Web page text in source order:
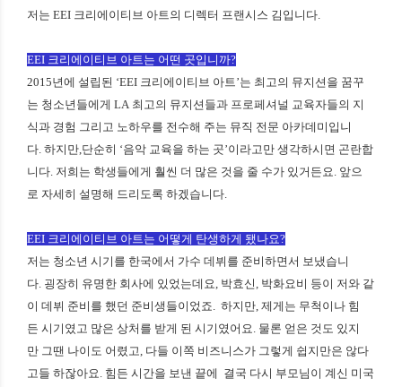
저는 EEI 크리에이티브 아트의 디렉터 프랜시스 김입니다.
EEI 크리에이티브 아트는 어떤 곳입니까?
2015년에 설립된 ‘EEI 크리에이티브 아트’는 최고의 뮤지션을 꿈꾸
는 청소년들에게 LA 최고의 뮤지션들과 프로페셔널 교육자들의 지
식과 경험 그리고 노하우를 전수해 주는 뮤직 전문 아카데미입니
다. 하지만,단순히 ‘음악 교육을 하는 곳’이라고만 생각하시면 곤란합
니다. 저희는 학생들에게 훨씬 더 많은 것을 줄 수가 있거든요. 앞으
로 자세히 설명해 드리도록 하겠습니다.
EEI 크리에이티브 아트는 어떻게 탄생하게 됐나요?
저는 청소년 시기를 한국에서 가수 데뷔를 준비하면서 보냈습니
다. 굉장히 유명한 회사에 있었는데요, 박효신, 박화요비 등이 저와 같
이 데뷔 준비를 했던 준비생들이었죠. 하지만, 제게는 무척이나 힘
든 시기였고 많은 상처를 받게 된 시기였어요. 물론 얻은 것도 있지
만 그땐 나이도 어렸고, 다들 이쪽 비즈니스가 그렇게 쉽지만은 않다
고들 하잖아요. 힘든 시간을 보낸 끝에 결국 다시 부모님이 계신 미국